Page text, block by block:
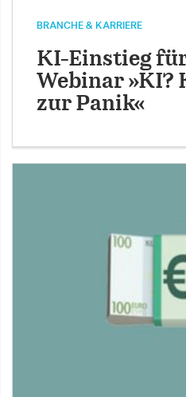
BRANCHE & KARRIERE
KI-Einstieg
Webinar »KI?
zur Panik«